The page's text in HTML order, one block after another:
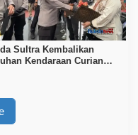
Sultra Kembalikan
Kendaraan Curian